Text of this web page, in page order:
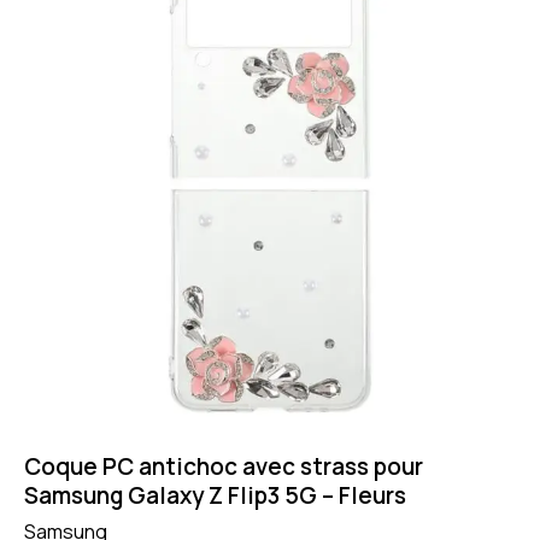
Coque PC antichoc avec strass pour
Samsung Galaxy Z Flip3 5G – Fleurs
Samsung